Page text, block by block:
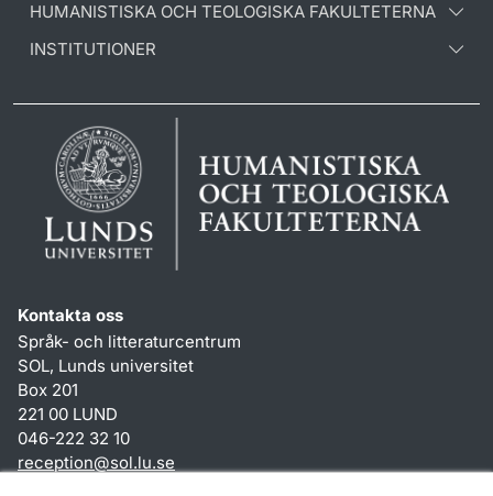
HUMANISTISKA OCH TEOLOGISKA FAKULTETERNA
INSTITUTIONER
Kontakta oss
Språk- och litteraturcentrum
SOL, Lunds universitet
Box 201
221 00 LUND
046-222 32 10
reception@sol.lu.se